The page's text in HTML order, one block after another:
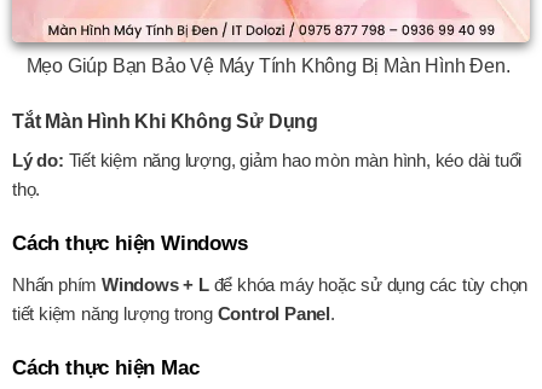
Mẹo Giúp Bạn Bảo Vệ Máy Tính Không Bị Màn Hình Đen.
Tắt Màn Hình Khi Không Sử Dụng
Lý do: Tiết kiệm năng lượng, giảm hao mòn màn hình, kéo dài tuổi
thọ.
Cách thực hiện Windows
Nhấn phím Windows + Lđể khóa máy hoặc sử dụng các tùy chọn
tiết kiệm năng lượng trong Control Panel.
Cách thực hiện Mac